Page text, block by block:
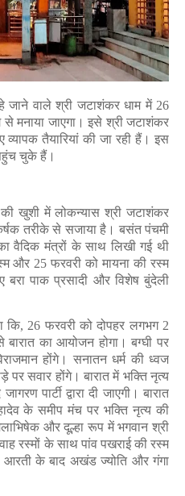
वाले श्री जटाशंकर धाम में 26
से मनाया जाएगा। इसे श्री जटाशंकर
तैयारियां की जा रही हैं। इस
चुके हैं।
की खुशी में लोकन्यास श्री जटाशंकर
तरीके से सजाया है। बसंत पंचमी
वैदिक मंत्रों के साथ लिखी गई थी
और 25 फरवरी को मायना की रस्म
पाक प्रसादी और विशेष बुंदेली
कि, 26 फरवरी को दोपहर लगभग 2
का आयोजन होगा। बग्घी पर
होंगे। सनातन धर्म की ध्वज
पर सवार होंगे। बारात में भक्ति नृत्य
पार्टी द्वारा दी जाएगी। बारात
के समीप मंच पर भक्ति नृत्य की
और दूल्हा रूप में भगवान श्री
रस्मों के साथ पांव पखराई की रस्म
आरती के बाद अखंड ज्योति और गंगा